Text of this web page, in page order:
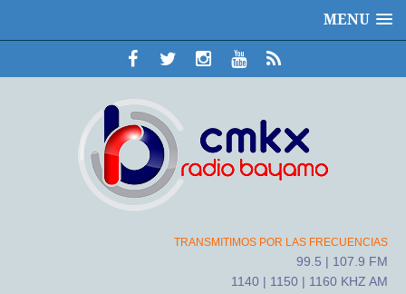
MENU
TRANSMITIMOS POR LAS FRECUENCIAS
99.5 | 107.9 FM
1140 | 1150 | 1160 KHZ AM